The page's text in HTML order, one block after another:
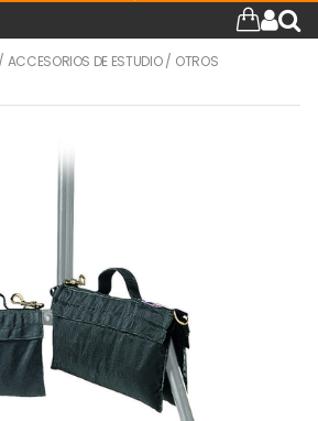
ACCESORIOS DE ESTUDIO/ OTROS